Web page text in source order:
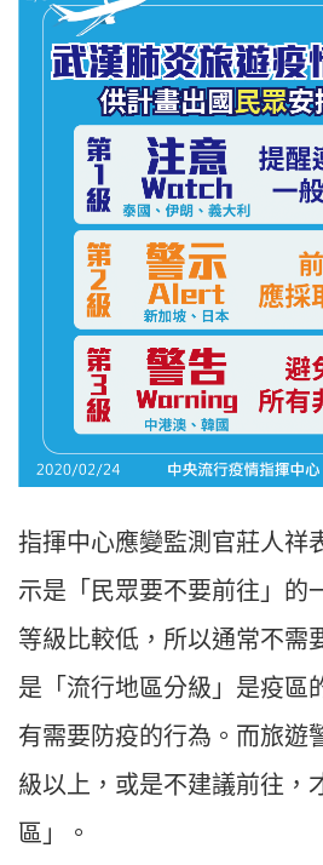
指揮中心應變監測官莊人祥
示是「民眾要不要前往」的
等級比較低，所以通常不需
是「流行地區分級」是疫區
有需要防疫的行為。而旅遊
級以上，或是不建議前往，
區」。